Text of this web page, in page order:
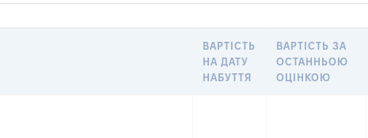
ВАРТІСТЬ
НА ДАТУ
НАБУТТЯ
ВАРТІСТЬ ЗА
ОСТАННЬОЮ
ОЦІНКОЮ